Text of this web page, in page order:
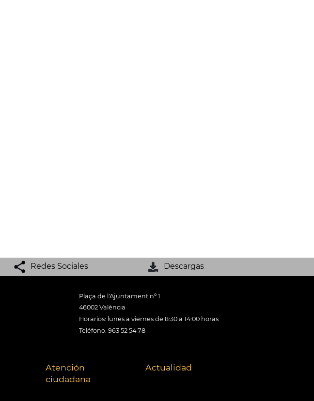
Redes Sociales Descargas
Plaça de l'Ajuntament nº 1
46002 València
Horarios: lunes a viernes de 8:30 a 14:00 horas
Teléfono: 963 52 54 78
Atención
ciudadana
Actualidad